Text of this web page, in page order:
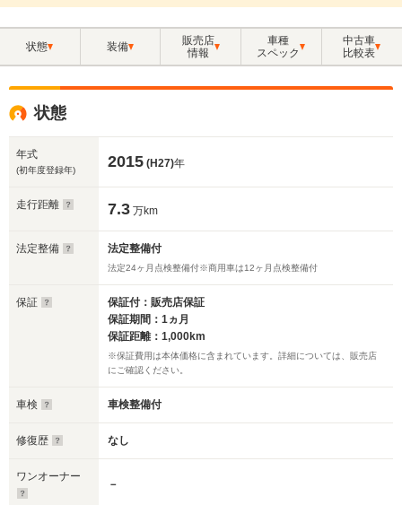
状態 装備
販売店
情報
車種
スペック
中古車
比較表
状態
年式
(初年度登録年) 2015 (H27)年
走行距離 7.3 万km
法定整備 法定整備付
法定24ヶ月点検整備付※商用車は12ヶ月点検整備付
保証
保証付：販売店保証
保証期間：1ヵ月
保証距離：1,000km
※保証費用は本体価格に含まれています。詳細については、販売店
にご確認ください。
車検 車検整備付
修復歴 なし
ワンオーナー
－